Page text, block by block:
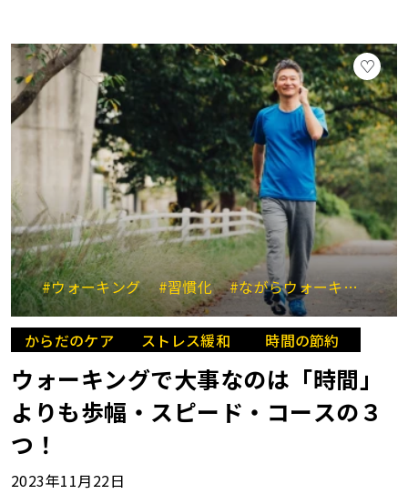
#ウォーキング #習慣化 #ながらウォーキング #
からだのケア ストレス緩和 時間の節約
ウォーキングで大事なのは「時間」
よりも歩幅・スピード・コースの３
つ！
2023年11月22日